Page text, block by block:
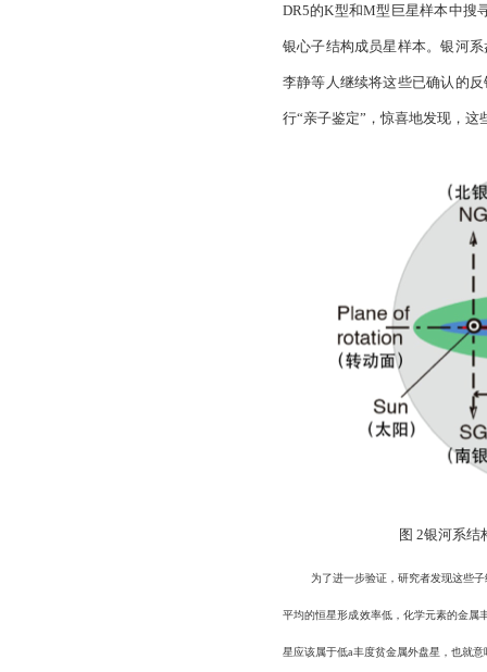
DR5的K型和M型巨星样本中搜
银心子结构成员星样本。银河
李静等人继续将这些已确认的
行“亲子鉴定”，惊喜地发现，
图 2银河系结
为了进一步验证， 研究者发现这些
平均的恒星形成效率低，化学元素的金属
星应该属于低a丰度贫金属外盘星，也就